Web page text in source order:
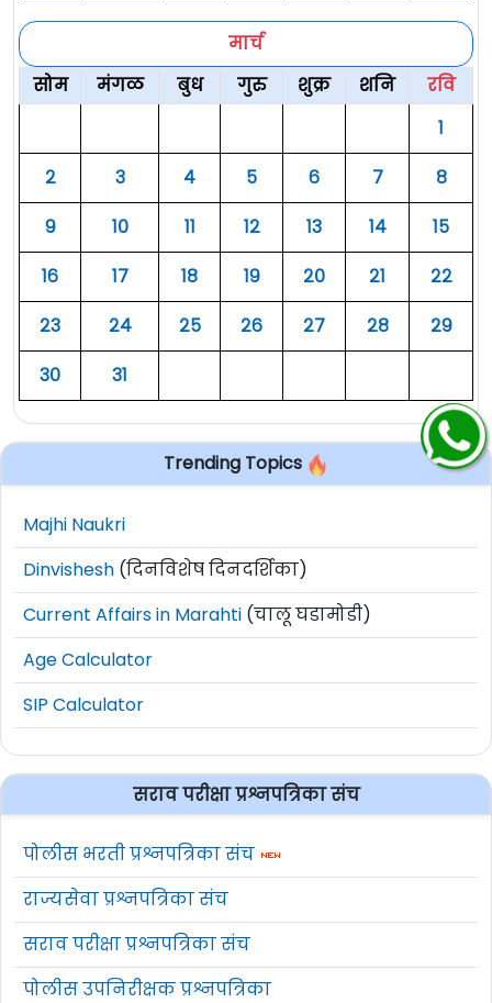
मार्च
सोम
मंगळ बुध गुरु शुक्र शनि
रवि
१
२
३ ४ ५ ६ ७
८
९
१० ११ १२ १३ १४
१५
१६
१७ १८ १९ २० २१
२२
२३
२४ २५ २६ २७ २८
२९
३०
३१
Trending Topics
Majhi Naukri
Dinvishesh (दिनविशेष दिनदर्शिका)
Current Affairs in Marahti (चालू घडामोडी)
Age Calculator
SIP Calculator
सराव परीक्षा प्रश्नपत्रिका संच
पोलीस भरती प्रश्नपत्रिका संच
राज्यसेवा प्रश्नपत्रिका संच
सराव परीक्षा प्रश्नपत्रिका संच
पोलीस उपनिरीक्षक प्रश्नपत्रिका